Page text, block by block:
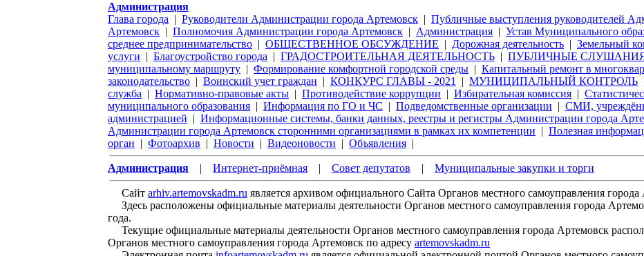
Администрация
Глава города | Руководители Администрации города Артемовск | Публичные выступления руководителей
Артемовск | Полномочия Администрации города Артемовск | Администрация | Устав Муниципального
среднее предпринимательство | ОБЩЕСТВЕННОЕ ОБСУЖДЕНИЕ | Дорожная деятельность | Земельный
услуги | Благоустройство города | ГРАДОСТРОИТЕЛЬНАЯ ДЕЯТЕЛЬНОСТЬ | ПУБЛИЧНЫЕ
муниципальному маршруту | Формирование комфортной городской среды | Капитальный ремонт в
законодательство | Воинский учет граждан | КОНКУРС ГЛАВЫ - 2021 | МУНИЦИПАЛЬНЫЙ КОНТРОЛЬ
служба | Нормативно-правовые акты | Противодействие коррупции | Избирательная комиссия |
муниципального образования | Информация по ГО и ЧС | Подведомственные организации | СМИ,
администрацией | Информационные системы, банки данных, реестры и регистры Администрации города
Администрации города Артемовск сторонними организациями в рамках их компетенции | Полезная
орган | Фотоархив | Новости | Видеоновости | Объявления |
Администрация | Интернет-приёмная | Совет депутатов | Муниципальные закупки и торги
Сайт arhiv.artemovskadm.ru является архивом официального Сайта Органов местного самоуправления
Здесь расположены официальные материалы деятельности Органов местного самоуправления города
года.
Текущие официальные материалы деятельности Органов местного самоуправления города Артемовск
Органов местного самоуправления города Артемовск по адресу artemovskadm.ru